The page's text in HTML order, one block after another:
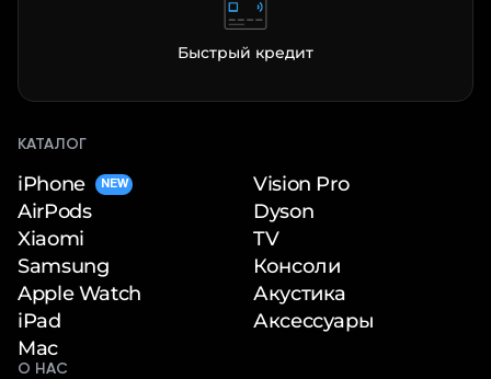
Быстрый кредит
КАТАЛОГ
iPhone NEW
AirPods
Xiaomi
Samsung
Apple Watch
iPad
Mac
Vision Pro
Dyson
TV
Консоли
Акустика
Аксессуары
О НАС